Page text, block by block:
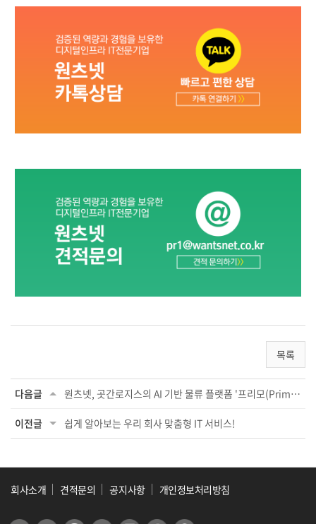
목록
다음글 원츠넷, 곳간로지스의 AI 기반 물류 플랫폼 '프리모(Primo)' 총판 계약 체결...
이전글 쉽게 알아보는 우리 회사 맞춤형 IT 서비스!
회사소개 견적문의 공지사항 개인정보처리방침